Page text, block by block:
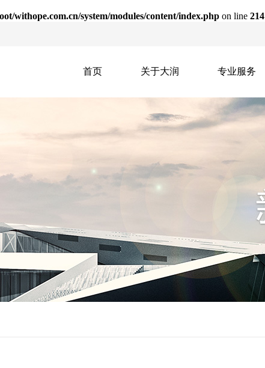
withope.com.cn/system/modules/content/index.php on line 214
首页 关于大润 专业服务